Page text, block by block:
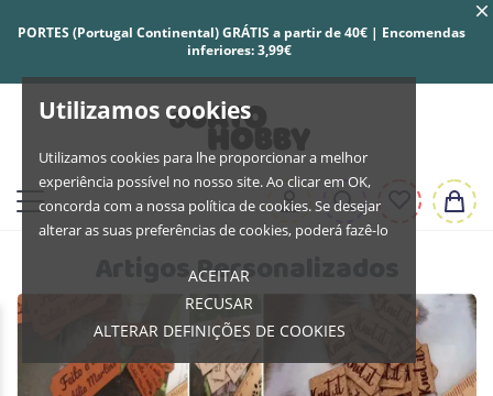
Utilizamos cookies
Utilizamos cookies para lhe proporcionar a melhor
experiência possível no nosso site. Ao clicar em OK,
concorda com a nossa política de cookies. Se desejar
alterar as suas preferências de cookies, poderá fazê-lo
ACEITAR
RECUSAR
ALTERAR DEFINIÇÕES DE COOKIES
PORTES (Portugal Continental) GRÁTIS a partir de 40€ | Encomendas
inferiores: 3,99€
Artigos Personalizados